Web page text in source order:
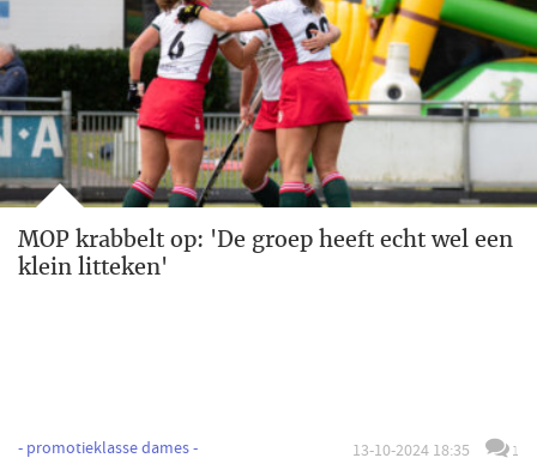
MOP krabbelt op: 'De groep heeft echt wel een
klein litteken'
- promotieklasse dames - 13-10-2024 18:35 1